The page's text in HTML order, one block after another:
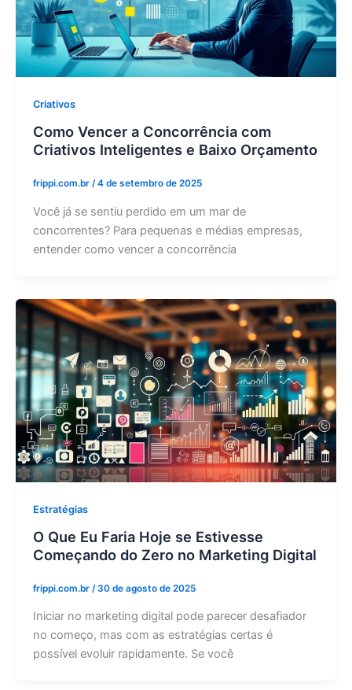
Criativos
Como Vencer a Concorrência com
Criativos Inteligentes e Baixo Orçamento
frippi.com.br /4 de setembro de 2025
Você já se sentiu perdido em um mar de
concorrentes? Para pequenas e médias empresas,
entender como vencer a concorrência
Estratégias
O Que Eu Faria Hoje se Estivesse
Começando do Zero no Marketing Digital
frippi.com.br /30 de agosto de 2025
Iniciar no marketing digital pode parecer desafiador
no começo, mas com as estratégias certas é
possível evoluir rapidamente. Se você